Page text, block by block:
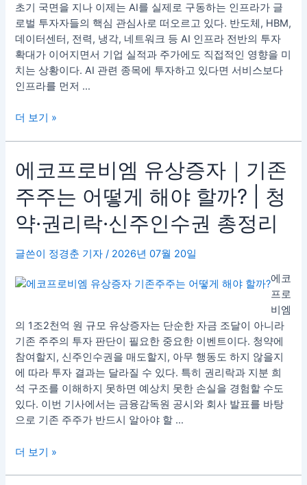
라
운
드
초기 국면을 지나 이제는 AI를 실제로 구동하는 인프라가 글
로벌 투자자들의 핵심 관심사로 떠오르고 있다. 반도체, HBM,
데이터센터, 전력, 냉각, 네트워크 등 AI 인프라 전반의 투자
확대가 이어지면서 기업 실적과 주가에도 직접적인 영향을 미
치는 상황이다. AI 관련 종목에 투자하고 있다면 서비스보다
인프라를 먼저 …
을
보
고
있
을
까?
도
데
이
터
센
터
전
력
까
한
눈
에
정
리
더 보기 »
에코프로비엠 유상증자｜기존
주주는 어떻게 해야 할까? | 청
약·권리락·신주인수권 총정리
글쓴이 정경춘 기자/ 2026년 07월 20일
에코
프로
비엠
의 1조2천억 원 규모 유상증자는 단순한 자금 조달이 아니라
기존 주주의 투자 판단이 필요한 중요한 이벤트이다. 청약에
참여할지, 신주인수권을 매도할지, 아무 행동도 하지 않을지
에 따라 투자 결과는 달라질 수 있다. 특히 권리락과 지분 희
석 구조를 이해하지 못하면 예상치 못한 손실을 경험할 수도
있다. 이번 기사에서는 금융감독원 공시와 회사 발표를 바탕
으로 기존 주주가 반드시 알아야 할 …
에
코
프
로
비
유
상
증
｜
기
존
주
주
는
어
게
야
더 보기 »